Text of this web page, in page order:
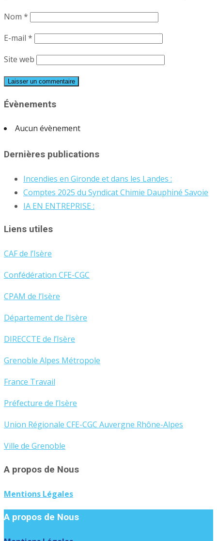
Nom *
E-mail *
Site web
Évènements
Aucun évènement
Dernières publications
Incendies en Gironde et dans les Landes :
Comptes 2025 du Syndicat Chimie Dauphiné Savoie
IA EN ENTREPRISE :
Liens utiles
CAF de l’Isère
Confédération CFE-CGC
CPAM de l’Isère
Département de l’Isère
DIRECCTE de l’Isère
Grenoble Alpes Métropole
France Travail
Préfecture de l’Isère
Union Régionale CFE-CGC Auvergne Rhône-Alpes
Ville de Grenoble
A propos de Nous
Mentions Légales
A propos de Nous